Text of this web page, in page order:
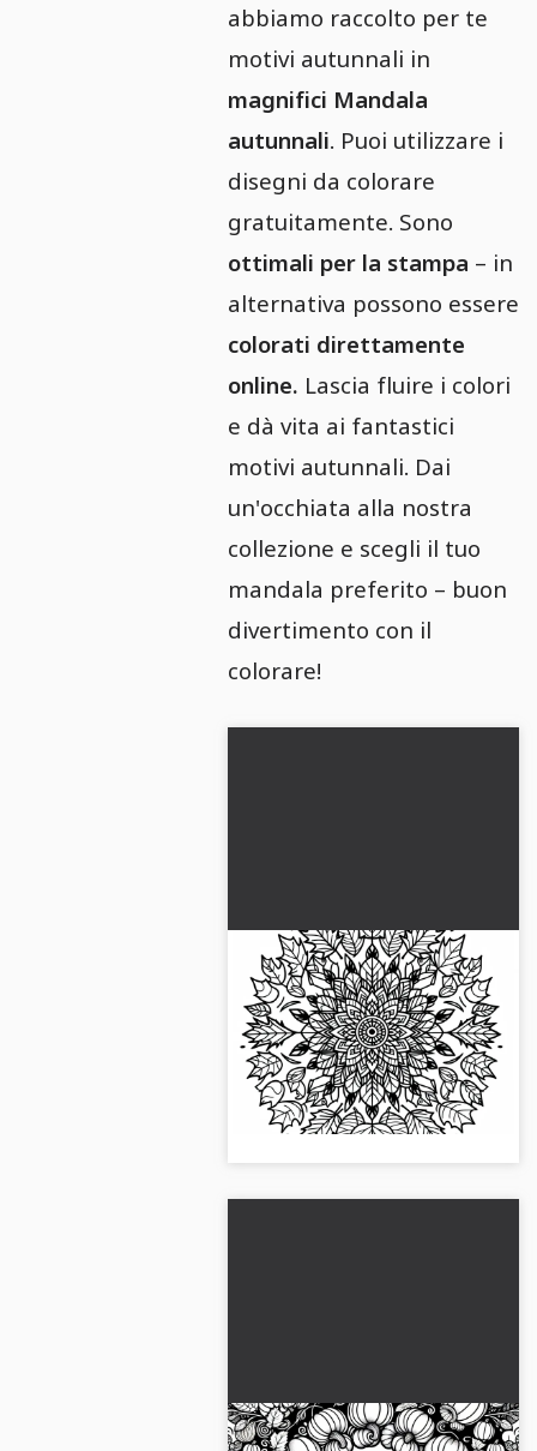
abbiamo raccolto per te
motivi autunnali in
magnifici Mandala
autunnali. Puoi utilizzare i
disegni da colorare
gratuitamente. Sono
ottimali per la stampa – in
alternativa possono essere
colorati direttamente
online. Lascia fluire i colori
e dà vita ai fantastici
motivi autunnali. Dai
un'occhiata alla nostra
collezione e scegli il tuo
mandala preferito – buon
divertimento con il
colorare!
Mandala foglie d'autunno
da colorare gratis
Crea il disegno autunnale da
colorare con foglie colorate.
Scaricalo gratuitamente e lascia
libera la tua fantasia!...
Disegno da colorare